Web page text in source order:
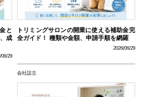
と
成
06/29
トリミングサロンの開業に使える補助金完
全ガイド！ 種類や金額、申請手順を網羅
2026/06/29
会社設立